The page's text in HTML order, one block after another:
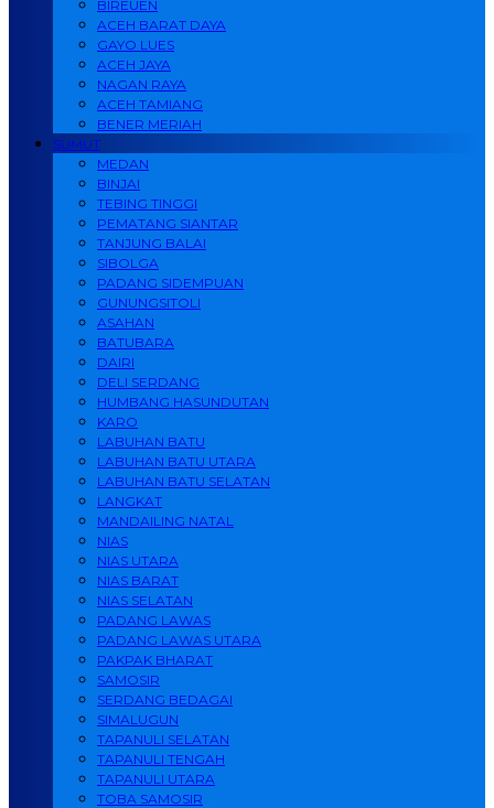
BIREUEN
ACEH BARAT DAYA
GAYO LUES
ACEH JAYA
NAGAN RAYA
ACEH TAMIANG
BENER MERIAH
SUMUT
MEDAN
BINJAI
TEBING TINGGI
PEMATANG SIANTAR
TANJUNG BALAI
SIBOLGA
PADANG SIDEMPUAN
GUNUNGSITOLI
ASAHAN
BATUBARA
DAIRI
DELI SERDANG
HUMBANG HASUNDUTAN
KARO
LABUHAN BATU
LABUHAN BATU UTARA
LABUHAN BATU SELATAN
LANGKAT
MANDAILING NATAL
NIAS
NIAS UTARA
NIAS BARAT
NIAS SELATAN
PADANG LAWAS
PADANG LAWAS UTARA
PAKPAK BHARAT
SAMOSIR
SERDANG BEDAGAI
SIMALUGUN
TAPANULI SELATAN
TAPANULI TENGAH
TAPANULI UTARA
TOBA SAMOSIR